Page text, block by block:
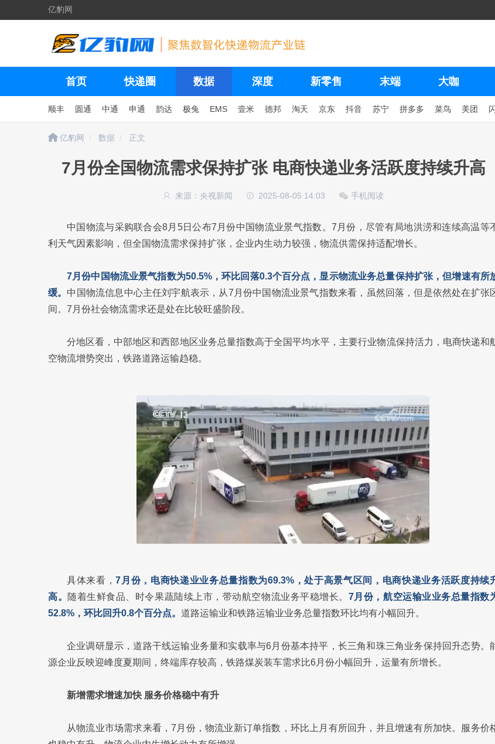
亿豹网
首页 快递圈 数据 深度 新零售 末端 大咖
顺丰 圆通 中通 申通 韵达 极兔 EMS 壹米 德邦 淘天 京东 抖音 苏宁 拼多多 菜鸟 美团
亿豹网 数据 正文
7月份全国物流需求保持扩张 电商快递业务活跃度持续升高
来源：央视新闻 2025-08-05 14:03 手机阅读
中国物流与采购联合会8月5日公布7月份中国物流业景气指数。7月份，尽管有局地洪涝和连续高温等
利天气因素影响，但全国物流需求保持扩张，企业内生动力较强，物流供需保持适配增长。
7月份中国物流业景气指数为50.5%，环比回落0.3个百分点，显示物流业务总量保持扩张，但增速有所
缓。 中国物流信息中心主任刘宇航表示，从7月份中国物流业景气指数来看，虽然回落，但是依然处在扩张
间。7月份社会物流需求还是处在比较旺盛阶段。
分地区看，中部地区和西部地区业务总量指数高于全国平均水平，主要行业物流保持活力，电商快递和
空物流增势突出，铁路道路运输趋稳。
具体来看，7月份，电商快递业业务总量指数为69.3%，处于高景气区间，电商快递业务活跃度持续
高。
随着生鲜食品、时令果蔬陆续上市，带动航空物流业务平稳增长。 7月份，航空运输业业务总量指数
52.8%，环比回升0.8个百分点。 道路运输业和铁路运输业业务总量指数环比均有小幅回升。
企业调研显示，道路干线运输业务量和实载率与6月份基本持平，长三角和珠三角业务保持回升态势。
源企业反映迎峰度夏期间，终端库存较高，铁路煤炭装车需求比6月份小幅回升，运量有所增长。
新增需求增速加快 服务价格稳中有升
从物流业市场需求来看，7月份，物流业新订单指数，环比上月有所回升，并且增速有所加快。服务价